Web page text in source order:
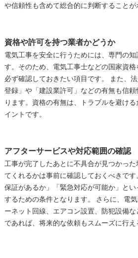
や信頼性も含めて総合的に判断することが
資格や許可を持つ業者かどうか
電気工事を安全に行うためには、専門の
す。そのため、電気工事士などの国家資
必ず確認しておきたい項目です。 また、
登録」や「建設業許可」などの有無も信
ります。資格の有無は、トラブルを避け
イントです。
アフターサービスや対応範囲の確認
工事が完了したあとに不具合が見つかっ
てくれるかは事前に確認しておくべきで
保証があるか」「緊急対応が可能か」と
するための条件となります。 さらに、電
ーネット回線、エアコン設置、防犯設備
であれば、将来的な依頼もスムーズに行え